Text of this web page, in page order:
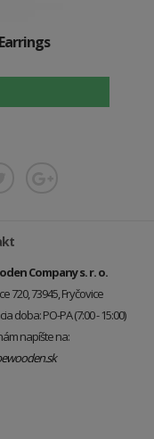
Company s. r. o.
720, 73945, Fryčovice
doba: PO-PA (7:00 - 15:00)
napíšte na: